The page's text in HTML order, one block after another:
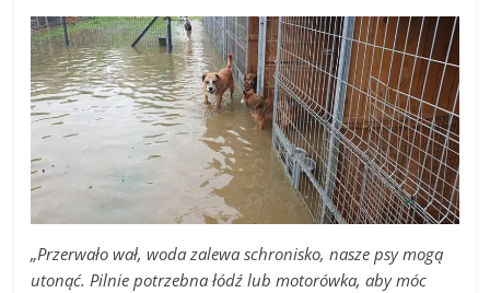
„Przerwało wał, woda zalewa schronisko, nasze psy mogą
utonąć. Pilnie potrzebna łódź lub motorówka, aby móc